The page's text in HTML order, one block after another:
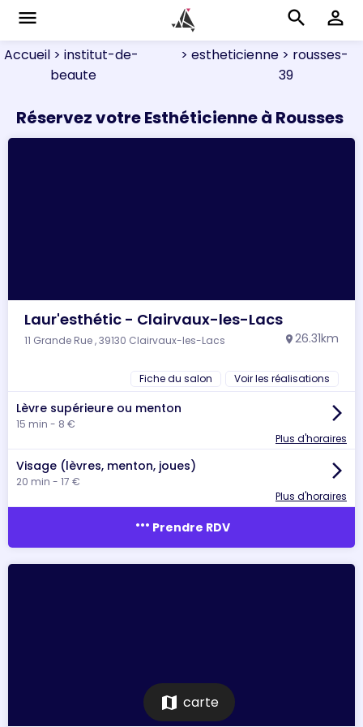
menu search perm_identity
Accueil > institut-de-
beaute
> estheticienne > rousses-
39
Réservez votre Esthéticienne à Rousses
Laur'esthétic - Clairvaux-les-Lacs
11 Grande Rue , 39130 Clairvaux-les-Lacs location_on 26.31km
Fiche du salon Voir les réalisations
Lèvre supérieure ou menton
15 min - 8 €
arrow_forward_ios
Plus d'horaires
Visage (lèvres, menton, joues)
20 min - 17 €
arrow_forward_ios
Plus d'horaires
more_horiz Prendre RDV
map carte